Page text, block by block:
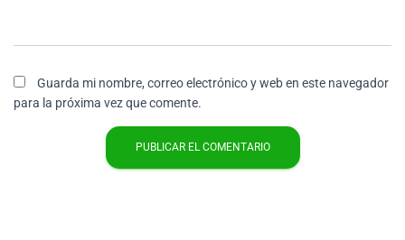
Guarda mi nombre, correo electrónico y web en este navegador
para la próxima vez que comente.